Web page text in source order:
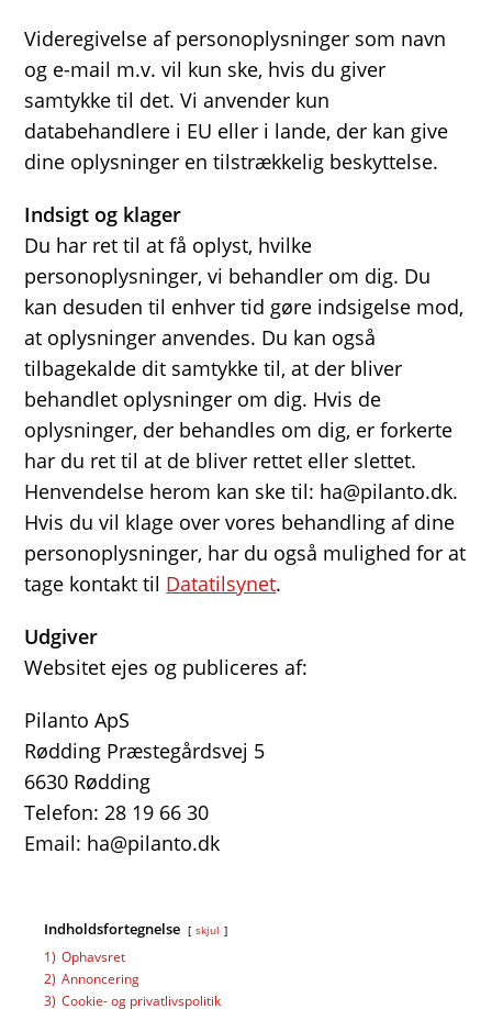
Videregivelse af personoplysninger som navn
og e-mail m.v. vil kun ske, hvis du giver
samtykke til det. Vi anvender kun
databehandlere i EU eller i lande, der kan give
dine oplysninger en tilstrækkelig beskyttelse.
Indsigt og klager
Du har ret til at få oplyst, hvilke
personoplysninger, vi behandler om dig. Du
kan desuden til enhver tid gøre indsigelse mod,
at oplysninger anvendes. Du kan også
tilbagekalde dit samtykke til, at der bliver
behandlet oplysninger om dig. Hvis de
oplysninger, der behandles om dig, er forkerte
har du ret til at de bliver rettet eller slettet.
Henvendelse herom kan ske til: ha@pilanto.dk.
Hvis du vil klage over vores behandling af dine
personoplysninger, har du også mulighed for at
tage kontakt til Datatilsynet.
Udgiver
Websitet ejes og publiceres af:
Pilanto ApS
Rødding Præstegårdsvej 5
6630 Rødding
Telefon: 28 19 66 30
Email: ha@pilanto.dk
Indholdsfortegnelse skjul
1) Ophavsret
2) Annoncering
3) Cookie- og privatlivspolitik